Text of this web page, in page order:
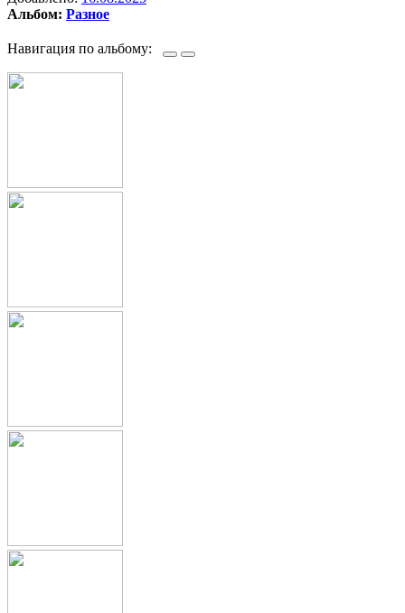
Альбом: Разное
Навигация по альбому: